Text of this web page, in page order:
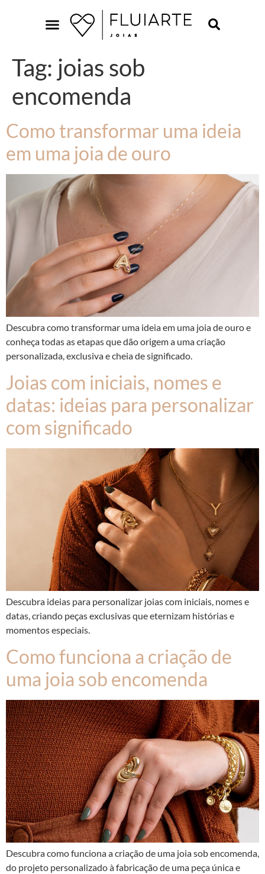
Tag: joias sob
encomenda
Como transformar uma ideia
em uma joia de ouro
Descubra como transformar uma ideia em uma joia de ouro e
conheça todas as etapas que dão origem a uma criação
personalizada, exclusiva e cheia de significado.
Joias com iniciais, nomes e
datas: ideias para personalizar
com significado
Descubra ideias para personalizar joias com iniciais, nomes e
datas, criando peças exclusivas que eternizam histórias e
momentos especiais.
Como funciona a criação de
uma joia sob encomenda
Descubra como funciona a criação de uma joia sob encomenda,
do projeto personalizado à fabricação de uma peça única e